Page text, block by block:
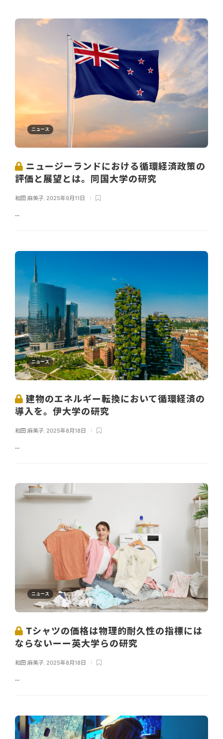
ニュース
ニュージーランドにおける循環経済政策の
評価と展望とは。同国大学の研究
和田 麻美子 2025年9月11日
...
ニュース
建物のエネルギー転換において循環経済の
導入を。伊大学の研究
和田 麻美子 2025年8月18日
...
ニュース
Tシャツの価格は物理的耐久性の指標には
ならないーー英大学らの研究
和田 麻美子 2025年8月18日
...